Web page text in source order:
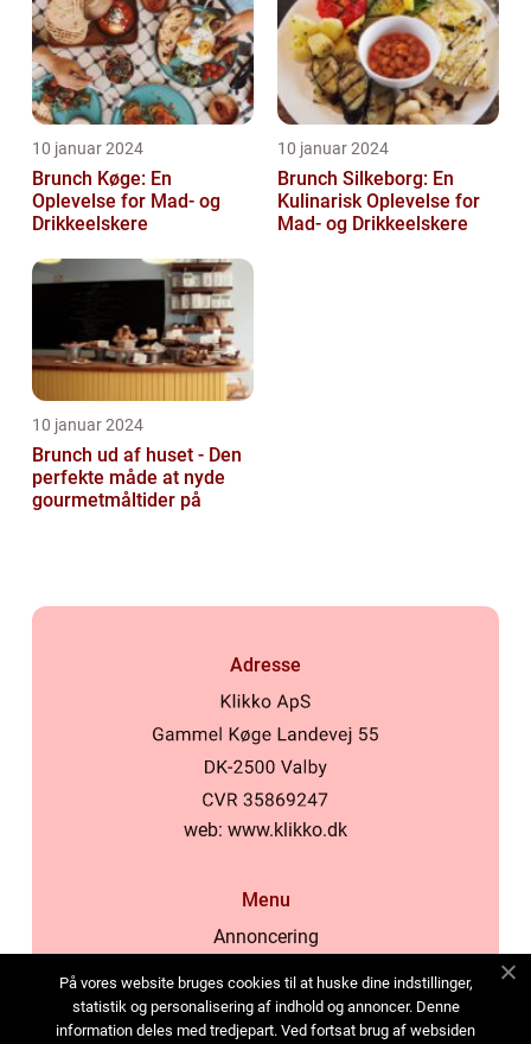
10 januar 2024
Brunch Køge: En
Oplevelse for Mad- og
Drikkeelskere
10 januar 2024
Brunch Silkeborg: En
Kulinarisk Oplevelse for
Mad- og Drikkeelskere
10 januar 2024
Brunch ud af huset - Den
perfekte måde at nyde
gourmetmåltider på
Adresse
web: www.klikko.dk
Menu
Annoncering
Cookies
Kontakt os
På vores website bruges cookies til at huske dine indstillinger,
statistik og personalisering af indhold og annoncer. Denne
information deles med tredjepart. Ved fortsat brug af websiden